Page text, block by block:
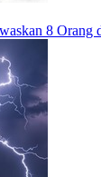
8 Orang